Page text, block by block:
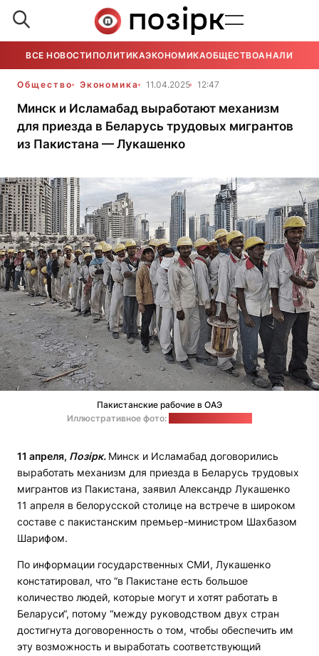
ВСЕ НОВОСТИ ПОЛИТИКАЭКОНОМИКАОБЩЕСТВОАНАЛИТИКА
Общество Экономика 11.04.2025 12:47
Минск и Исламабад выработают механизм
для приезда в Беларусь трудовых мигрантов
из Пакистана — Лукашенко
Пакистанские рабочие в ОАЭ
Иллюстративное фото:
11 апреля, Позірк. Минск и Исламабад договорились
выработать механизм для приезда в Беларусь трудовых
мигрантов из Пакистана, заявил Александр Лукашенко
11 апреля в белорусской столице на встрече в широком
составе с пакистанским премьер-министром Шахбазом
Шарифом.
По информации государственных СМИ, Лукашенко
констатировал, что “в Пакистане есть большое
количество людей, которые могут и хотят работать в
Беларуси“, потому “между руководством двух стран
достигнута договоренность о том, чтобы обеспечить им
эту возможность и выработать соответствующий